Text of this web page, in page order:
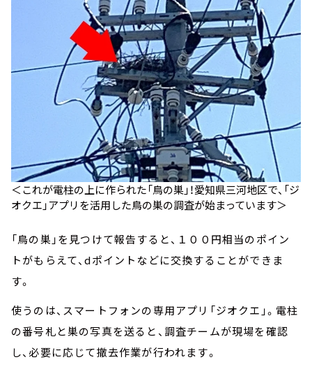
＜これが電柱の上に作られた「鳥の巣」！愛知県三河地区で、「ジ
オクエ」アプリを活用した鳥の巣の調査が始まっています＞
「鳥の巣」を見つけて報告すると、１００円相当のポイン
トがもらえて、dポイントなどに交換することができま
す。
使うのは、スマートフォンの専用アプリ「ジオクエ」。電柱
の番号札と巣の写真を送ると、調査チームが現場を確認
し、必要に応じて撤去作業が行われます。